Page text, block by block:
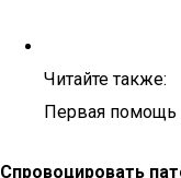
Читайте также:
Первая помощь
Спровоцировать